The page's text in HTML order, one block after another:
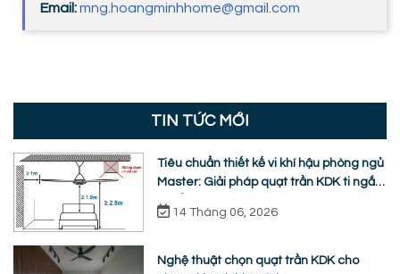
Email:mng.hoangminhhome@gmail.com
TIN TỨC MỚI
Tiêu chuẩn thiết kế vi khí hậu phòng ngủ
Master: Giải pháp quạt trần KDK ti ngắn
chuẩn nhân trắc học
14 Tháng 06, 2026
Nghệ thuật chọn quạt trần KDK cho